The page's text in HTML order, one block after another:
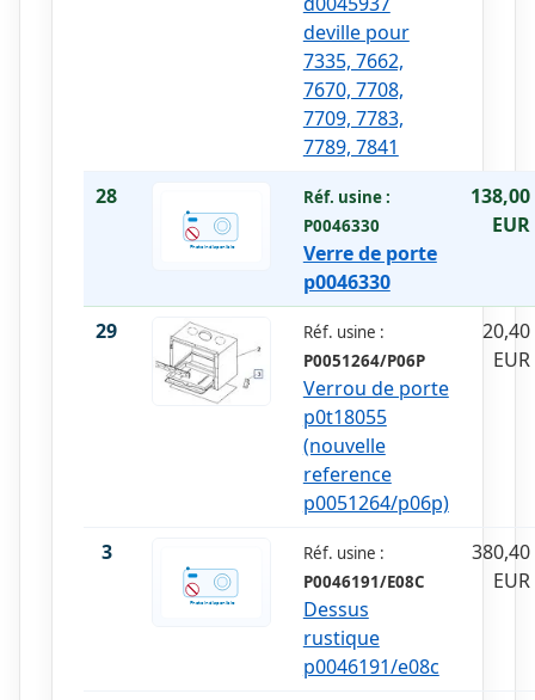
deville pour
7335, 7662,
7670, 7708,
7709, 7783,
7789, 7841
28
Réf. usine :
P0046330
Verre de porte
p0046330
138,00
EUR
29
Réf. usine :
P0051264/P06P
Verrou de porte
p0t18055
(nouvelle
reference
p0051264/p06p)
20,40
EUR
3
Réf. usine :
P0046191/E08C
Dessus
rustique
p0046191/e08c
380,40
EUR